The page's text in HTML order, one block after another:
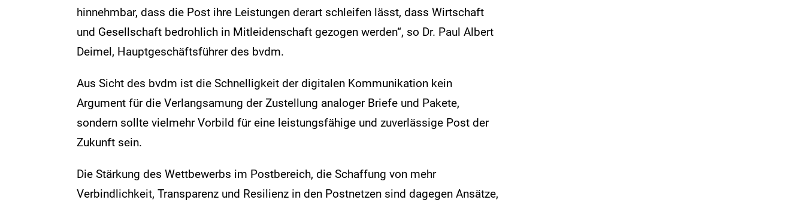
hinnehmbar, dass die Post ihre Leistungen derart schleifen lässt, dass Wirtschaft
und Gesellschaft bedrohlich in Mitleidenschaft gezogen werden“, so Dr. Paul Albert
Deimel, Hauptgeschäftsführer des bvdm.
Aus Sicht des bvdm ist die Schnelligkeit der digitalen Kommunikation kein
Argument für die Verlangsamung der Zustellung analoger Briefe und Pakete,
sondern sollte vielmehr Vorbild für eine leistungsfähige und zuverlässige Post der
Zukunft sein.
Die Stärkung des Wettbewerbs im Postbereich, die Schaffung von mehr
Verbindlichkeit, Transparenz und Resilienz in den Postnetzen sind dagegen Ansätze,